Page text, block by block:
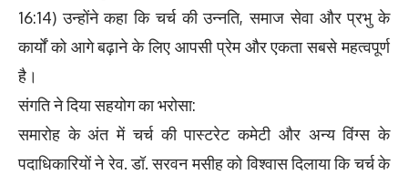
16:14) उन्होंने कहा कि चर्च की उन्नति, समाज सेवा और प्रभु के
कार्यों को आगे बढ़ाने के लिए आपसी प्रेम और एकता सबसे महत्वपूर्ण
है।
संगति ने दिया सहयोग का भरोसा:
समारोह के अंत में चर्च की पास्टरेट कमेटी और अन्य विंग्स के
पदाधिकारियों ने रेव. डॉ. सरवन मसीह को विश्वास दिलाया कि चर्च के